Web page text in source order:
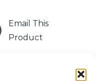
Email This
Product